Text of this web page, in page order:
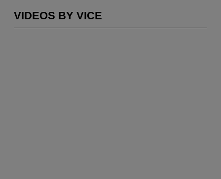
VIDEOS BY VICE